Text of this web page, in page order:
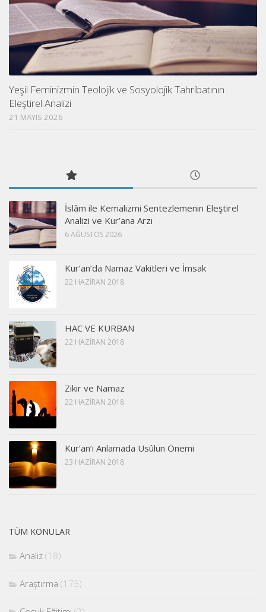
Yeşil Feminizmin Teolojik ve Sosyolojik Tahribatının
Eleştirel Analizi
21 MAYIS 2026
İslâm ile Kemalizmi Sentezlemenin Eleştirel
Analizi ve Kur’ana Arzı
6 AĞUSTOS 2026
Kur’an’da Namaz Vakitleri ve İmsak
22 HAZIRAN 2018
HAC VE KURBAN
22 HAZIRAN 2018
Zikir ve Namaz
22 HAZIRAN 2018
Kur’an’ı Anlamada Usûlün Önemi
23 HAZIRAN 2018
TÜM KONULAR
Analiz (18)
Araştırma (175)